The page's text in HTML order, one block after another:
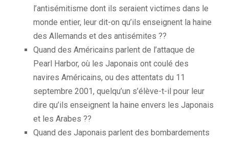
l’antisémitisme dont ils seraient victimes dans le
monde entier, leur dit-on qu’ils enseignent la haine
des Allemands et des antisémites ??
Quand des Américains parlent de l’attaque de
Pearl Harbor, où les Japonais ont coulé des
navires Américains, ou des attentats du 11
septembre 2001, quelqu’un s’élève-t-il pour leur
dire qu’ils enseignent la haine envers les Japonais
et les Arabes ??
Quand des Japonais parlent des bombardements